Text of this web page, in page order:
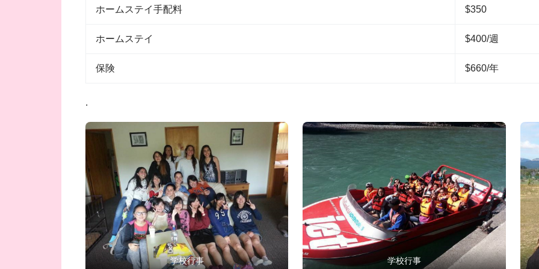
ホームステイ手配料 $350
ホームステイ $400/週
保険 $660/年
.
学校行事 学校行事